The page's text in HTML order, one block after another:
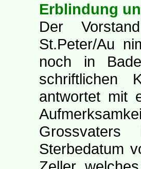
Erblindung
Der
St.Peter/Au
noch in
schriftlichen
antwortet mit
Sterbedatum